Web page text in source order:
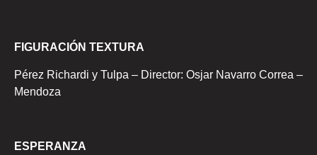
FIGURACIÓN TEXTURA
Pérez Richardi y Tulpa – Director: Osjar Navarro Correa –
Mendoza
ESPERANZA